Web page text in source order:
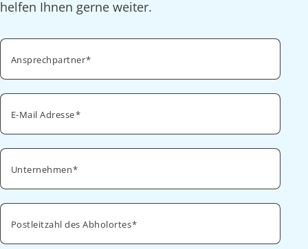
helfen Ihnen gerne weiter.
Ansprechpartner
E-Mail Adresse
Unternehmen
Postleitzahl des Abholortes